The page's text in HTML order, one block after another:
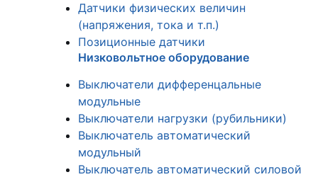
Датчики физических величин
(напряжения, тока и т.п.)
Позиционные датчики
Низковольтное оборудование
Выключатели дифференцальные
модульные
Выключатели нагрузки (рубильники)
Выключатель автоматический
модульный
Выключатель автоматический силовой